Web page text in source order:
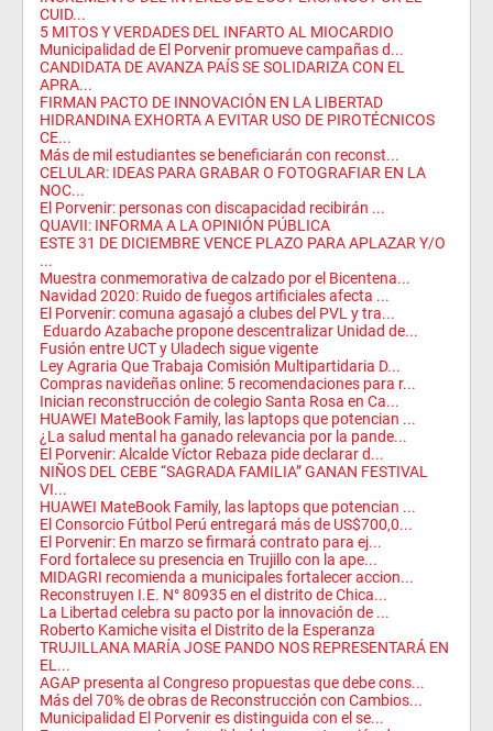
CUID...
5 MITOS Y VERDADES DEL INFARTO AL MIOCARDIO
Municipalidad de El Porvenir promueve campañas d...
CANDIDATA DE AVANZA PAÍS SE SOLIDARIZA CON EL
APRA...
FIRMAN PACTO DE INNOVACIÓN EN LA LIBERTAD
HIDRANDINA EXHORTA A EVITAR USO DE PIROTÉCNICOS
CE...
Más de mil estudiantes se beneficiarán con reconst...
CELULAR: IDEAS PARA GRABAR O FOTOGRAFIAR EN LA
NOC...
El Porvenir: personas con discapacidad recibirán ...
QUAVII: INFORMA A LA OPINIÓN PÚBLICA
ESTE 31 DE DICIEMBRE VENCE PLAZO PARA APLAZAR Y/O
...
Muestra conmemorativa de calzado por el Bicentena...
Navidad 2020: Ruido de fuegos artificiales afecta ...
El Porvenir: comuna agasajó a clubes del PVL y tra...
Eduardo Azabache propone descentralizar Unidad de...
Fusión entre UCT y Uladech sigue vigente
Ley Agraria Que Trabaja Comisión Multipartidaria D...
Compras navideñas online: 5 recomendaciones para r...
Inician reconstrucción de colegio Santa Rosa en Ca...
HUAWEI MateBook Family, las laptops que potencian ...
¿La salud mental ha ganado relevancia por la pande...
El Porvenir: Alcalde Víctor Rebaza pide declarar d...
NIÑOS DEL CEBE “SAGRADA FAMILIA” GANAN FESTIVAL
VI...
HUAWEI MateBook Family, las laptops que potencian ...
El Consorcio Fútbol Perú entregará más de US$700,0...
El Porvenir: En marzo se firmará contrato para ej...
Ford fortalece su presencia en Trujillo con la ape...
MIDAGRI recomienda a municipales fortalecer accion...
Reconstruyen I.E. N° 80935 en el distrito de Chica...
La Libertad celebra su pacto por la innovación de ...
Roberto Kamiche visita el Distrito de la Esperanza
TRUJILLANA MARÍA JOSE PANDO NOS REPRESENTARÁ EN
EL...
AGAP presenta al Congreso propuestas que debe cons...
Más del 70% de obras de Reconstrucción con Cambios...
Municipalidad El Porvenir es distinguida con el se...